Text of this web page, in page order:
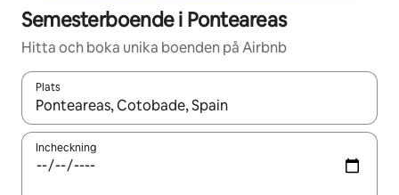
Semesterboende i Ponteareas
Hitta och boka unika boenden på Airbnb
Plats
När resultaten är tillgängliga kan du navigera med upp- och
Incheckning